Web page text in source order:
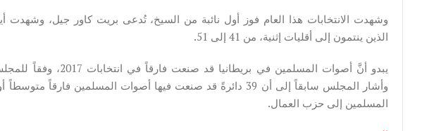
وشهدت الانتخابات هذا العام فوز أول نائبة من السيخ، تُدعى بريت كاور جيل، وشهدت
الذين ينتمون إلى أقليات إثنية، من 41 إلى 51.
يبدو أنَّ أصوات المسلمين في
وأشار المجلس سابقاً إلى أن 39 دائرةً قد صنعت فيها أصوات المسلمين
المسلمين إلى حزب العمال.